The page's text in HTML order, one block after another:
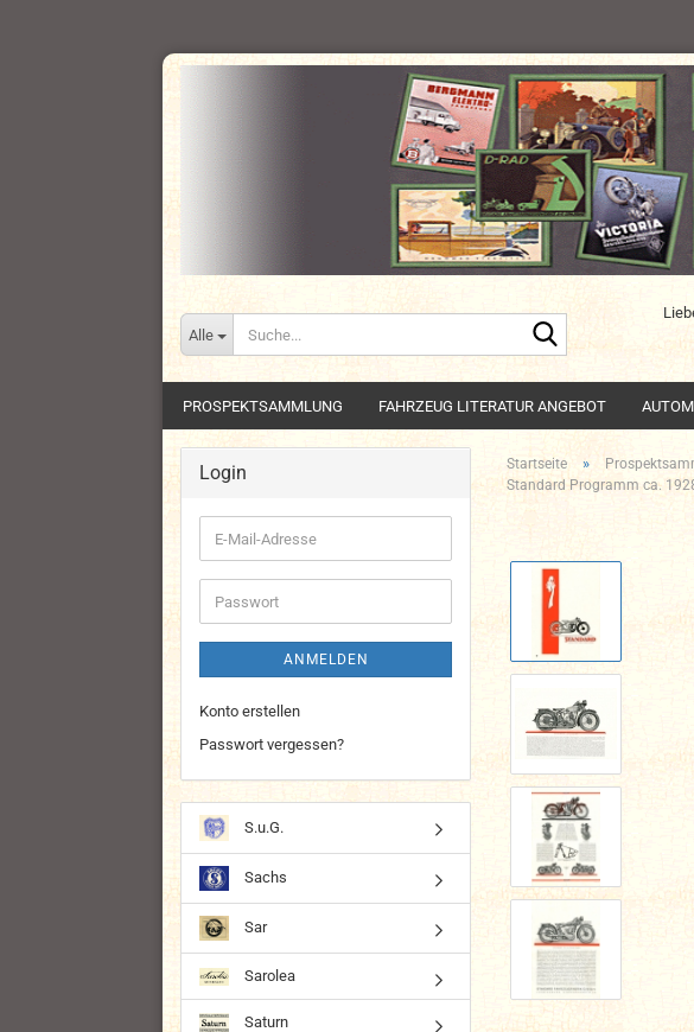
Alle
Suche...
PROSPEKTSAMMLUNG FAHRZEUG LITERATUR ANGEBOT
Startseite »
Standard Programm ca.
Login
E-
Mail-
Adresse
Passwort
ANMELDEN
Konto erstellen
Passwort vergessen?
S.u.G.
Sachs
Sar
Sarolea
Saturn